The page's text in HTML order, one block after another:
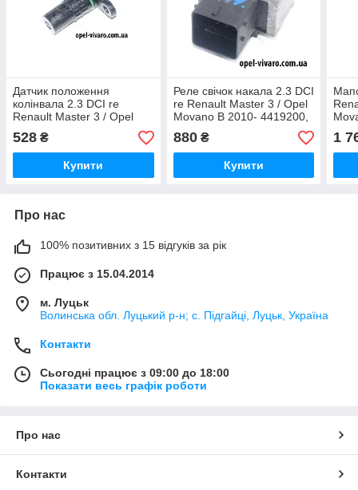
Датчик положення
колінвала 2.3 DCI re
Renault Master 3 / Opel
Movano B 2010-
8200668500 (Рено Мастер
3 / Опель Мовано B)
528 ₴
Купити
Реле свічок накала 2.3 DCI
re Renault Master 3 / Opel
Movano B 2010- 4419200,
8200859243 (Рено Мастер
3 / Опель Мовано B)
880₴
Купити
3 /
1
Про нас
100% позитивних з 15 відгуків за рік
Працює з 15.04.2014
м. Луцьк
Волинська обл. Луцький р-н; с. Підгайці, Луцьк, Україна
Контакти
Сьогодні працює з 09:00 до 18:00
Показати весь графік роботи
Про нас
Контакти